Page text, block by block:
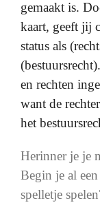
gemaakt is.
kaart, geeft jij
status als
en rechten
want de
het
Herinner je je
Begin je al
spelletje